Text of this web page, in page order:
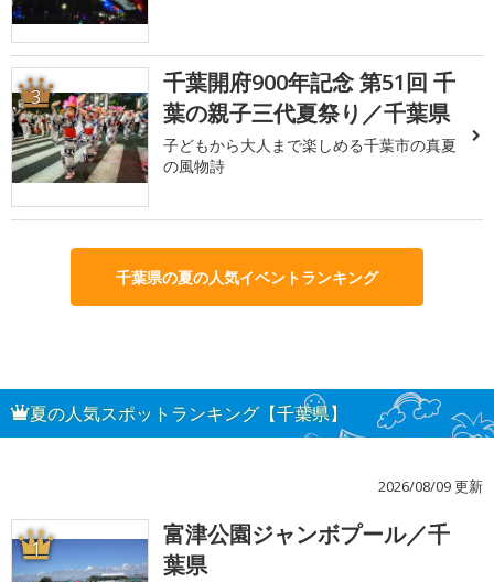
3
千葉開府900年記念 第51回 千
葉の親子三代夏祭り／千葉県
子どもから大人まで楽しめる千葉市の真夏
の風物詩
千葉県の夏の人気イベントランキング
夏の人気スポットランキング【千葉県】
2026/08/09 更新
1
富津公園ジャンボプール／千
葉県